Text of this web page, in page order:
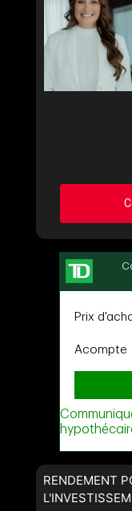
Demander
Prénom
Message
RENDEMENT